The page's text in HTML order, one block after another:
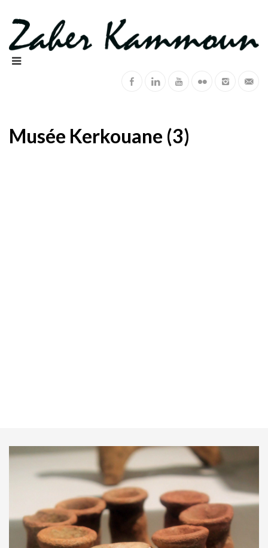
Musée Kerkouane (3)